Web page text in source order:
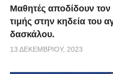
Μαθητές αποδίδουν
τιμής στην κηδεία του
δασκάλου.
13 ΔΕΚΕΜΒΡΊΟΥ, 2023